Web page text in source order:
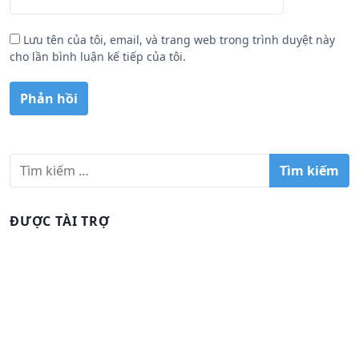
Lưu tên của tôi, email, và trang web trong trình duyệt này
cho lần bình luận kế tiếp của tôi.
iĐƯỢC TÀI TRỢ